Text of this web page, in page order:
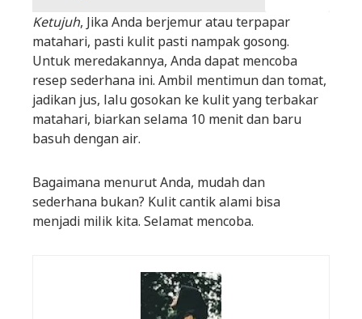
Ketujuh, Jika Anda berjemur atau terpapar
matahari, pasti kulit pasti nampak gosong.
Untuk meredakannya, Anda dapat mencoba
resep sederhana ini. Ambil mentimun dan tomat,
jadikan jus, lalu gosokan ke kulit yang terbakar
matahari, biarkan selama 10 menit dan baru
basuh dengan air.
Bagaimana menurut Anda, mudah dan
sederhana bukan? Kulit cantik alami bisa
menjadi milik kita. Selamat mencoba.